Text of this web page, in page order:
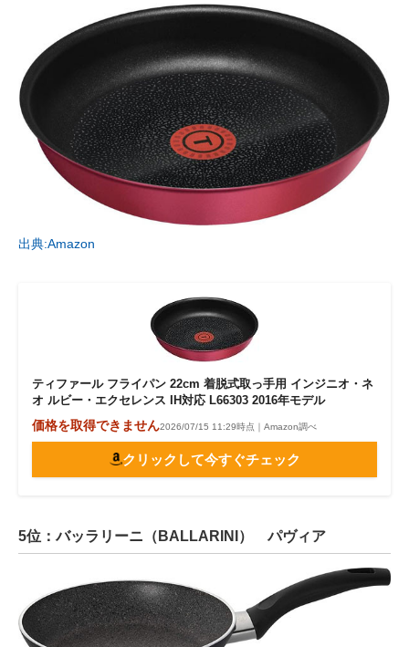
出典:Amazon
ティファール フライパン 22cm 着脱式取っ手用 インジニオ・ネ
オ ルビー・エクセレンス IH対応 L66303 2016年モデル
価格を取得できません2026/07/15 11:29時点｜Amazon調べ
クリックして今すぐチェック
5位：バッラリーニ（BALLARINI） パヴィア